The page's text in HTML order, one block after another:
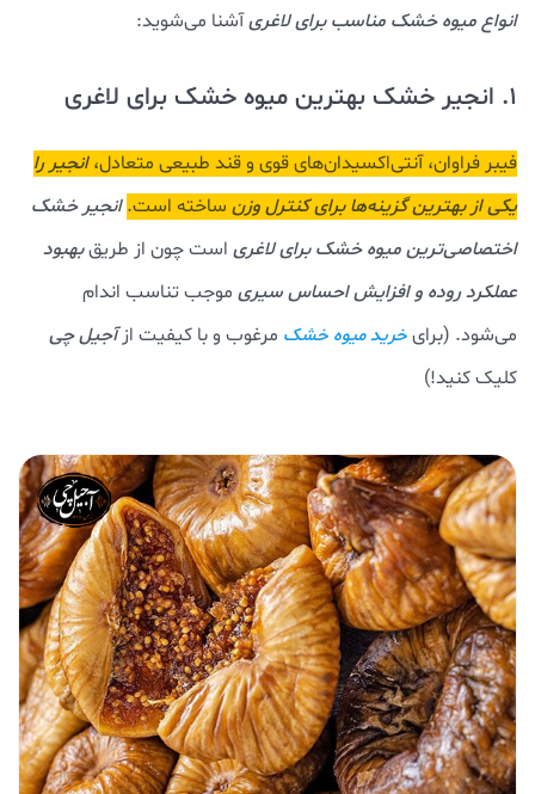
انواع میوه خشک مناسب برای لاغریآشنا می‌شوید:
1. انجیر خشک بهترین میوه خشک برای لاغری
فیبر فراوان، آنتی‌اکسیدان‌های قوی و قند طبیعی متعادل،انجیر را
یکی از بهترین گزینه‌ها برای کنترل وزن ساخته است. انجیر خشک
اختصاصی‌ترین میوه خشک برای لاغری است چون از طریقبهبود
عملکرد روده و افزایش احساس سیری موجب تناسب اندام
می‌شود. (برایخرید میوه خشک مرغوب و با کیفیت ازآجیل چی
کلیک کنید!)